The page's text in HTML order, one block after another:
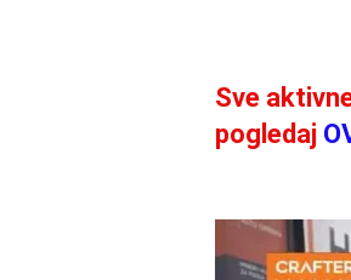
Sve
pogledaj